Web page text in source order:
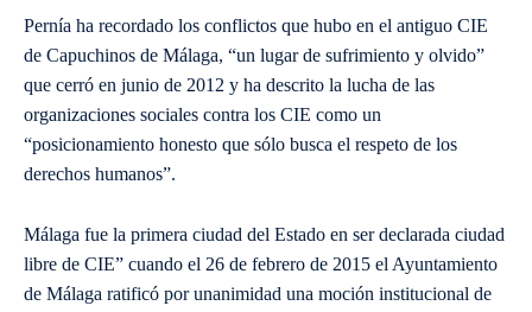
Pernía ha recordado los conflictos que hubo en el antiguo CIE
de Capuchinos de Málaga, “un lugar de sufrimiento y olvido”
que cerró en junio de 2012 y ha descrito la lucha de las
organizaciones sociales contra los CIE como un
“posicionamiento honesto que sólo busca el respeto de los
derechos humanos”.
Málaga fue la primera ciudad del Estado en ser declarada ciudad
libre de CIE” cuando el 26 de febrero de 2015 el Ayuntamiento
de Málaga ratificó por unanimidad una moción institucional de